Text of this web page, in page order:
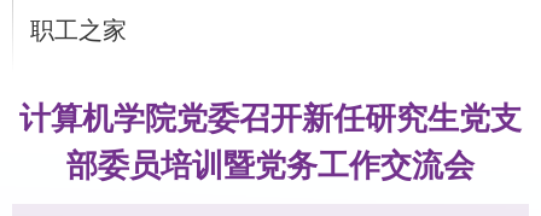
职工之家
计算机学院党委召开新任研究生党支
部委员培训暨党务工作交流会